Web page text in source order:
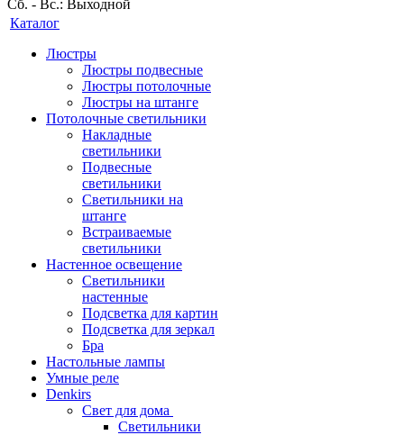
Сб. - Вс.: Выходной
Каталог
Люстры
Люстры подвесные
Люстры потолочные
Люстры на штанге
Потолочные светильники
Накладные
светильники
Подвесные
светильники
Светильники на
штанге
Встраиваемые
светильники
Настенное освещение
Светильники
настенные
Подсветка для картин
Подсветка для зеркал
Бра
Настольные лампы
Умные реле
Denkirs
Свет для дома
Светильники